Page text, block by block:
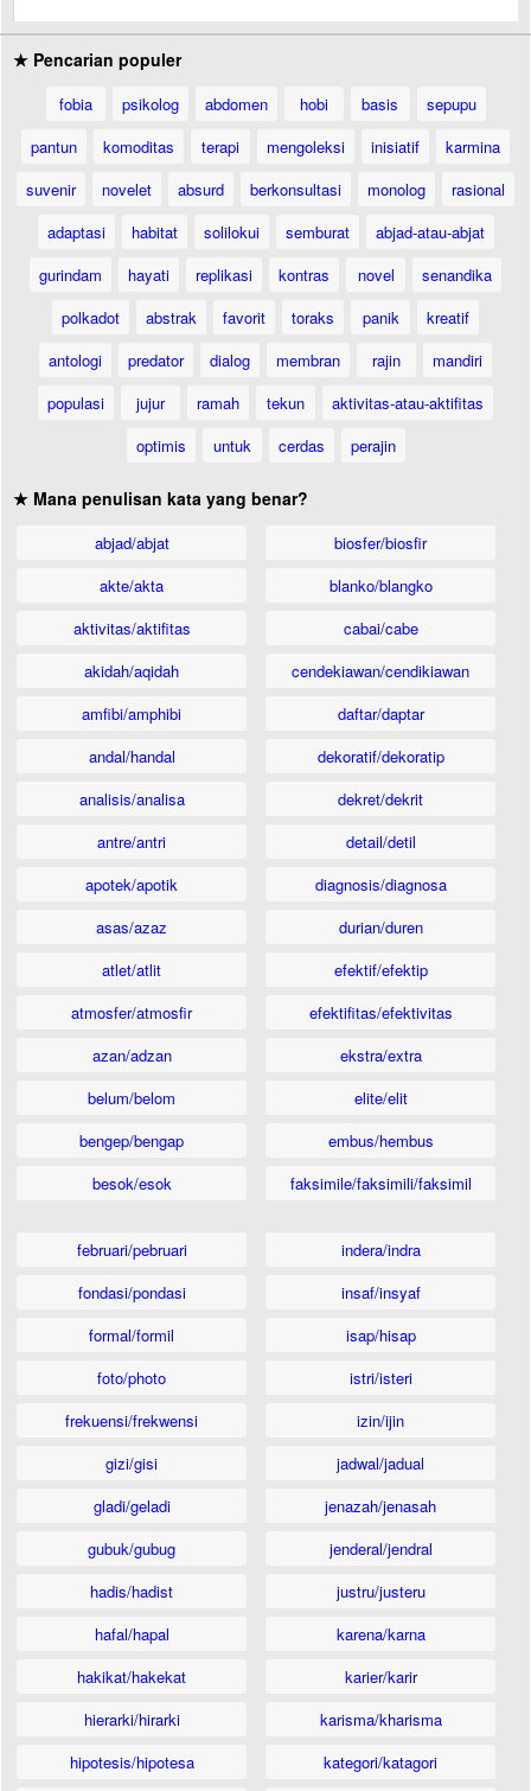
★ Pencarian populer
fobia psikolog abdomen hobi basis
sepupu
pantun
komoditas terapi mengoleksi inisiatif
karmina
suvenir
novelet absurd berkonsultasi monolog
rasional
adaptasi
habitat solilokui semburat
abjad-atau-abjat
gurindam
hayati replikasi kontras novel
senandika
polkadot
abstrak favorit toraks panik
kreatif
antologi
predator dialog membran rajin
mandiri
populasi
jujur ramah tekun
aktivitas-atau-aktifitas
optimis
untuk cerdas perajin
★ Mana penulisan kata yang benar?
abjad/abjat
akte/akta
aktivitas/aktifitas
akidah/aqidah
amfibi/amphibi
andal/handal
analisis/analisa
antre/antri
apotek/apotik
asas/azaz
atlet/atlit
atmosfer/atmosfir
azan/adzan
belum/belom
bengep/bengap
besok/esok
biosfer/biosfir
blanko/blangko
cabai/cabe
cendekiawan/cendikiawan
daftar/daptar
dekoratif/dekoratip
dekret/dekrit
detail/detil
diagnosis/diagnosa
durian/duren
efektif/efektip
efektifitas/efektivitas
ekstra/extra
elite/elit
embus/hembus
faksimile/faksimili/faksimil
februari/pebruari
fondasi/pondasi
formal/formil
foto/photo
frekuensi/frekwensi
gizi/gisi
gladi/geladi
gubuk/gubug
hadis/hadist
hafal/hapal
hakikat/hakekat
hierarki/hirarki
hipotesis/hipotesa
indera/indra
insaf/insyaf
isap/hisap
istri/isteri
izin/ijin
jadwal/jadual
jenazah/jenasah
jenderal/jendral
justru/justeru
karena/karna
karier/karir
karisma/kharisma
kategori/katagori